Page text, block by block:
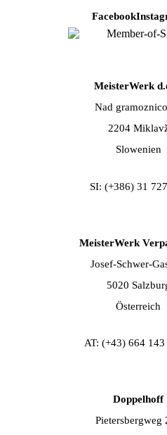
Facebook
MeisterWerk
Nad
2204
Slowenien
SI: (+386) 31
MeisterWerk
Josef-Schwer-
5020
Österreich
AT: (+43) 664
Doppelhoff
Pietersbergweg